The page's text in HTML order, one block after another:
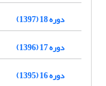
دوره 18 (1397)
دوره 17 (1396)
دوره 16 (1395)